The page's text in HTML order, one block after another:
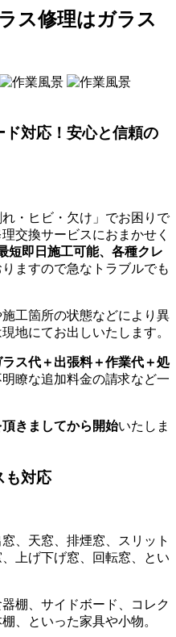
ス修理はガラス
対応！安心と信頼の
・ヒビ・欠け」でお困りで
交換サービスにおまかせく
短即日施工可能、各種クレ
りますので急なトラブルでも
工箇所の状態などにより異
地にてお出しいたします。
ラス代＋出張料＋作業代＋処
瞭な追加料金の請求など一
きましてから開始いたしま
も対応
、天窓、排煙窓、スリット
上げ下げ窓、回転窓、とい
棚、サイドボード、コレク
、といった家具や小物。